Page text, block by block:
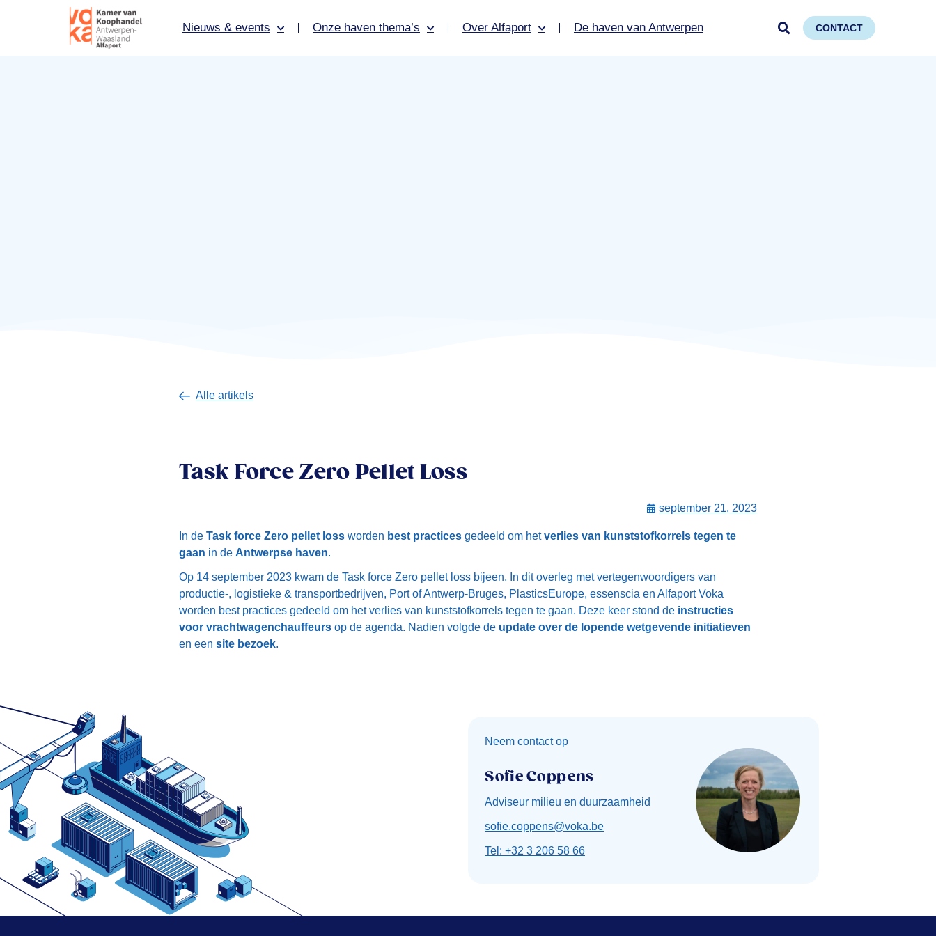
Nieuws & events Onze haven thema’s Over Alfaport De haven van Antwerpen CONTACT
Alle artikels
Task Force Zero Pellet Loss
september 21, 2023
In de Task force Zero pellet loss worden best practices gedeeld om hetverlies van kunststofkorrels tegen te
gaan in de Antwerpse haven.
Op 14 september 2023 kwam de Task force Zero pellet loss bijeen. In dit overleg met vertegenwoordigers van
productie-, logistieke & transportbedrijven, Port of Antwerp-Bruges, PlasticsEurope, essenscia en Alfaport Voka
worden best practices gedeeld om het verlies van kunststofkorrels tegen te gaan. Deze keer stond de instructies
voor vrachtwagenchauffeurs op de agenda. Nadien volgde de update over de lopende wetgevende initiatieven
en een site bezoek.
Neem contact op
Sofie Coppens
Adviseur milieu en duurzaamheid
sofie.coppens@voka.be
Tel: +32 3 206 58 66